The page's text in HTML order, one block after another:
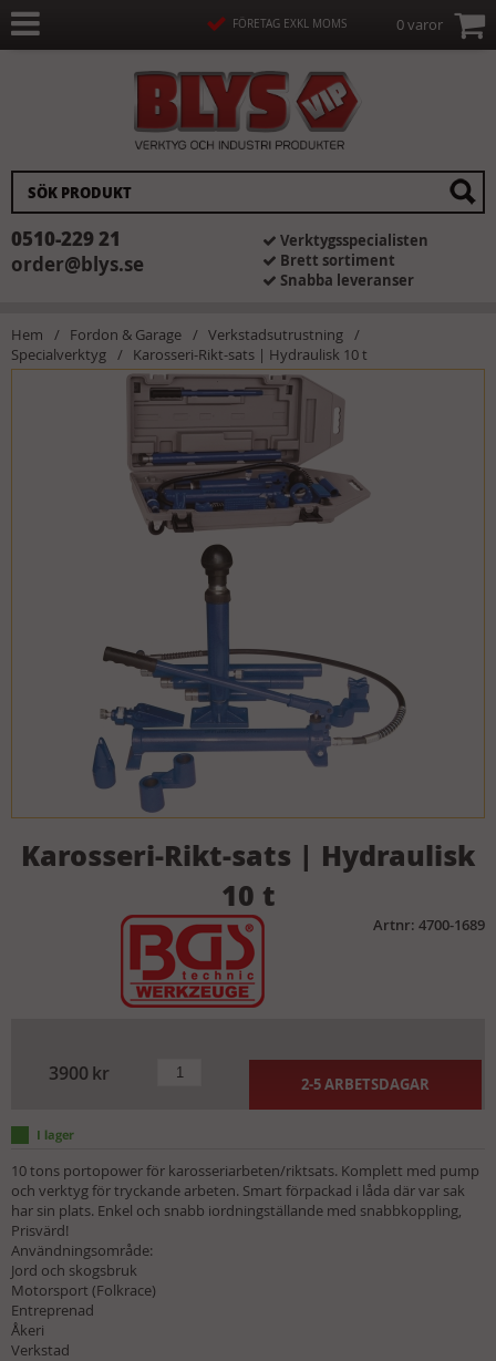
0 varor
FÖRETAG EXKL MOMS
0510-229 21
order@blys.se
Verktygsspecialisten
Brett sortiment
Snabba leveranser
Hem Fordon & Garage
Verkstadsutrustning
Specialverktyg
Karosseri-Rikt-sats | Hydraulisk 10 t
Karosseri-Rikt-sats | Hydraulisk
10 t
Artnr: 4700-1689
3900 kr 2-5 ARBETSDAGAR
10 tons portopower för karosseriarbeten/riktsats. Komplett med pump
och verktyg för tryckande arbeten. Smart förpackad i låda där var sak
har sin plats. Enkel och snabb iordningställande med snabbkoppling,
Prisvärd!
Användningsområde:
Jord och skogsbruk
Motorsport (Folkrace)
Entreprenad
Åkeri
Verkstad